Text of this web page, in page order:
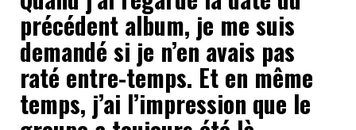
précédent album, je me suis
demandé si je n’en avais pas
raté entre-temps. Et en même
temps, j’ai l’impression que le